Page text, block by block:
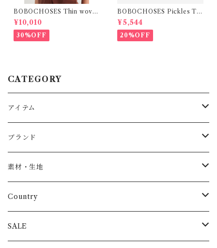
BOBOCHOSES Thin wove
n shirt / 2-6Y
¥10,010
30%OFF
BOBOCHOSES Pickles Th
e Dog all over body /9-12
m
¥5,544
20%OFF
CATEGORY
アイテム
Baby
トップス
長袖
半袖
パンツ
長ズボン
スカート
ブランド
AS WE GROW
ARCH&LINE
BABE & TESS
素材・生地
コットン 100%
リネン( 麻 )
Country
France / フランス
SALE